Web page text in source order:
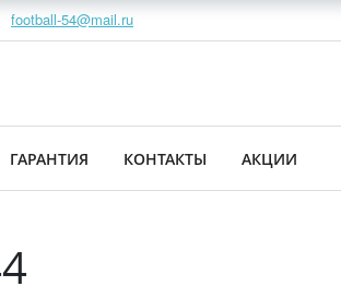
football-54@mail.ru
ГАРАНТИЯ КОНТАКТЫ АКЦИИ